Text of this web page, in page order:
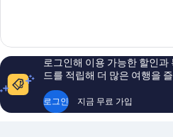
히
보
기
로그인해 이용 가능한 할인과
드를 적립해 더 많은 여행을
로그인 지금 무료 가입